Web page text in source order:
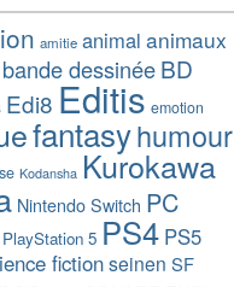
amitie animal animaux
bande dessinéeBD
Edi8 Editis emotion
fantasyhumour
Kodansha Kurokawa
Nintendo Switch PC
PlayStation 5 PS4 PS5
fictionseinen SF